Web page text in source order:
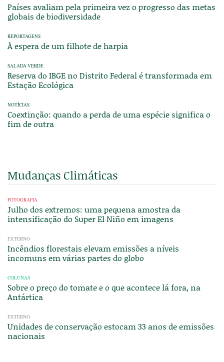
Países avaliam pela primeira vez o progresso das metas
globais de biodiversidade
REPORTAGENS
À espera de um filhote de harpia
SALADA VERDE
Reserva do IBGE no Distrito Federal é transformada em
Estação Ecológica
NOTÍCIAS
Coextinção: quando a perda de uma espécie significa o
fim de outra
Mudanças Climáticas
FOTOGRAFIA
Julho dos extremos: uma pequena amostra da
intensificação do Super El Niño em imagens
EXTERNO
Incêndios florestais elevam emissões a níveis
incomuns em várias partes do globo
COLUNAS
Sobre o preço do tomate e o que acontece lá fora, na
Antártica
EXTERNO
Unidades de conservação estocam 33 anos de emissões
nacionais